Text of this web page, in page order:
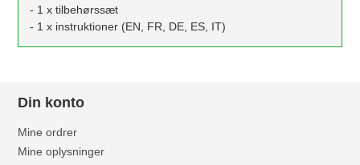
- 1 x tilbehørssæt
- 1 x instruktioner (EN, FR, DE, ES, IT)
Din konto
Mine ordrer
Mine oplysninger